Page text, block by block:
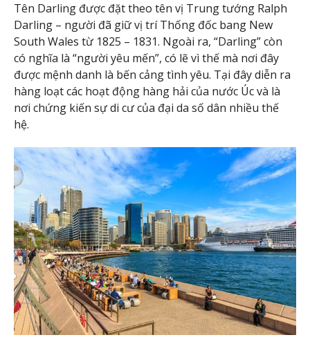
Tên Darling được đặt theo tên vị Trung tướng Ralph
Darling – người đã giữ vị trí Thống đốc bang New
South Wales từ 1825 – 1831. Ngoài ra, “Darling” còn
có nghĩa là “người yêu mến”, có lẽ vì thế mà nơi đây
được mệnh danh là bến cảng tình yêu. Tại đây diễn ra
hàng loạt các hoạt động hàng hải của nước Úc và là
nơi chứng kiến sự di cư của đại da số dân nhiều thế
hệ.